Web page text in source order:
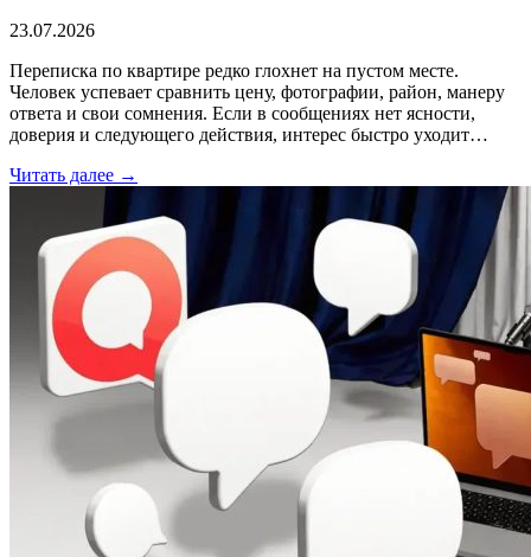
23.07.2026
Переписка по квартире редко глохнет на пустом месте.
Человек успевает сравнить цену, фотографии, район, манеру
ответа и свои сомнения. Если в сообщениях нет ясности,
доверия и следующего действия, интерес быстро уходит…
Читать далее →